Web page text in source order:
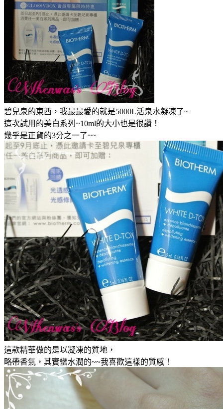
碧兒泉的東西，我最最愛的就是5000L活泉水凝凍了~
這次試用的美白系列~10ml的大小也是很讚！
幾乎是正貨的3分之一了~~
這款精華做的是以凝凍的質地，
略帶香氣，其實蠻水潤的~~我喜歡這樣的質感！